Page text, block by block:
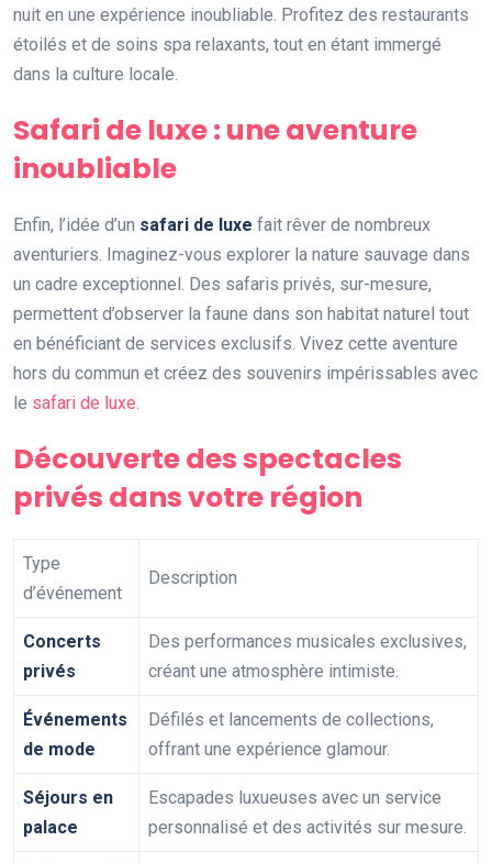
nuit en une expérience inoubliable. Profitez des restaurants
étoilés et de soins spa relaxants, tout en étant immergé
dans la culture locale.
Safari de luxe : une aventure
inoubliable
Enfin, l’idée d’un safari de luxe fait rêver de nombreux
aventuriers. Imaginez-vous explorer la nature sauvage dans
un cadre exceptionnel. Des safaris privés, sur-mesure,
permettent d’observer la faune dans son habitat naturel tout
en bénéficiant de services exclusifs. Vivez cette aventure
hors du commun et créez des souvenirs impérissables avec
le safari de luxe.
Découverte des spectacles
privés dans votre région
Type
d’événement
Description
Concerts
privés
Des performances musicales exclusives,
créant une atmosphère intimiste.
Événements
de mode
Défilés et lancements de collections,
offrant une expérience glamour.
Séjours en
palace
Escapades luxueuses avec un service
personnalisé et des activités sur mesure.